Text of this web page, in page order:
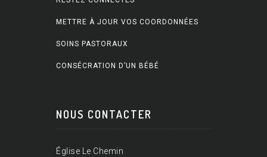
METTRE À JOUR VOS COORDONNÉES
SOINS PASTORAUX
CONSÉCRATION D’UN BÉBÉ
NOUS CONTACTER
Église Le Chemin